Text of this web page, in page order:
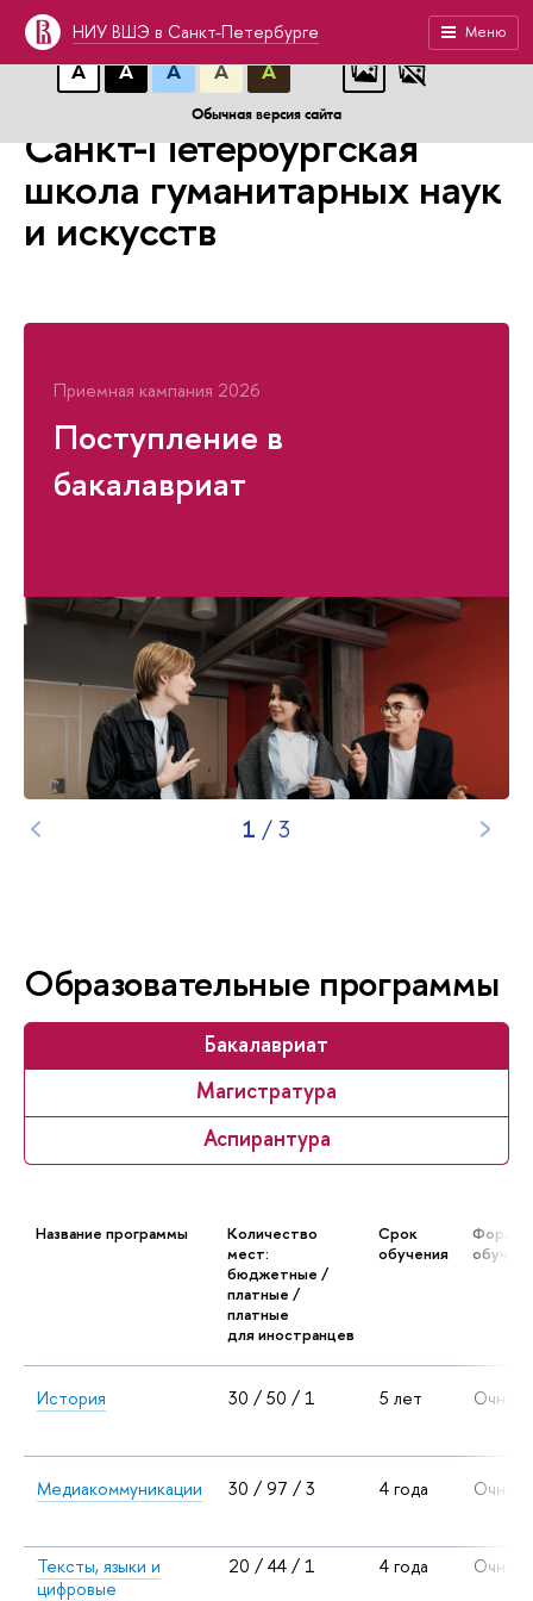
A A A АБB АБB
АБB
А
А А А А
Обычная версия сайта
НИУ ВШЭ в Санкт-Петербурге Меню
Санкт-Петербургская
школа гуманитарных наук
и искусств
Приемная кампания 2026
Поступление в
бакалавриат
1 / 3
Образовательные программы
Бакалавриат
Магистратура
Аспирантура
Название программы
Количество
мест:
бюджетные /
платные /
платные
для иностранцев
Срок
обучения
Форма
История 30 / 50 / 1 5 лет Очная
Медиакоммуникации 30 / 97 / 3 4 года Очная
Тексты, языки и
цифровые
20 / 44 / 1 4 года Очная